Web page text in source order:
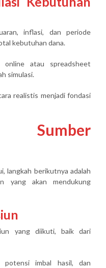
inflasi, dan periode
kebutuhan dana.
online atau spreadsheet
simulasi.
realistis menjadi fondasi
Sumber
langkah berikutnya adalah
yang akan mendukung
yang diikuti, baik dari
potensi imbal hasil, dan